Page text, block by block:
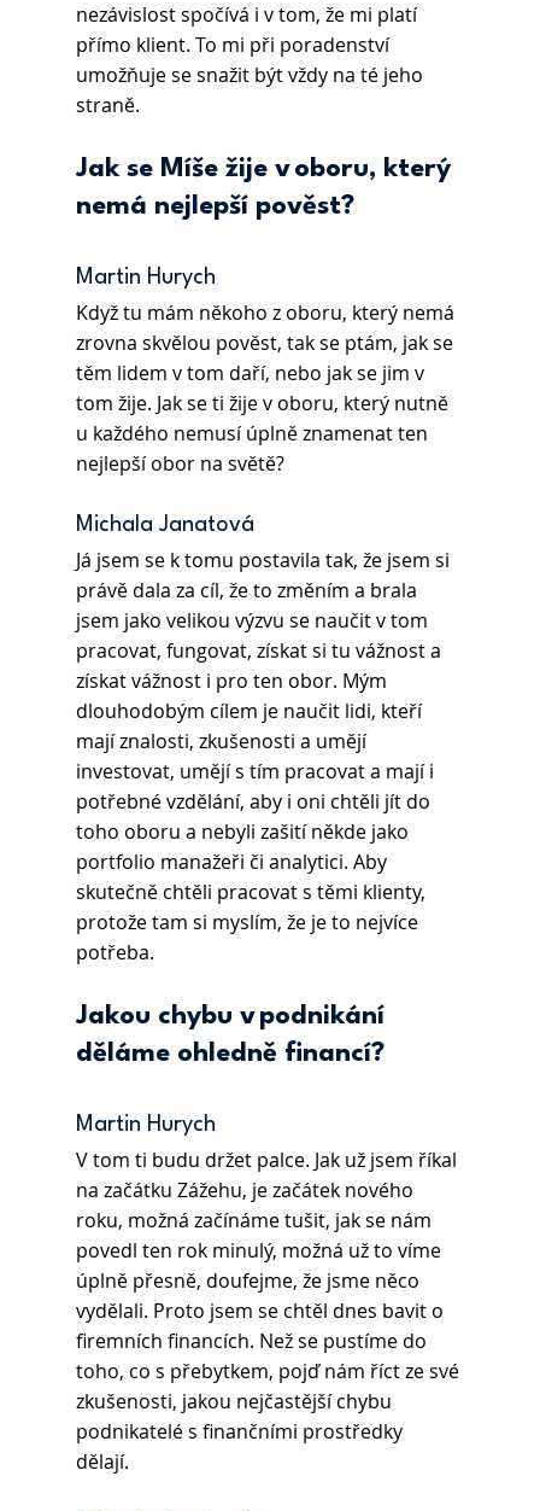
nezávislost spočívá i v tom, že mi platí
přímo klient. To mi při poradenství
umožňuje se snažit být vždy na té jeho
straně.
Jak se Míše žije v oboru, který
nemá nejlepší pověst?
Martin Hurych
Když tu mám někoho z oboru, který nemá
zrovna skvělou pověst, tak se ptám, jak se
těm lidem v tom daří, nebo jak se jim v
tom žije. Jak se ti žije v oboru, který nutně
u každého nemusí úplně znamenat ten
nejlepší obor na světě?
Michala Janatová
Já jsem se k tomu postavila tak, že jsem si
právě dala za cíl, že to změním a brala
jsem jako velikou výzvu se naučit v tom
pracovat, fungovat, získat si tu vážnost a
získat vážnost i pro ten obor. Mým
dlouhodobým cílem je naučit lidi, kteří
mají znalosti, zkušenosti a umějí
investovat, umějí s tím pracovat a mají i
potřebné vzdělání, aby i oni chtěli jít do
toho oboru a nebyli zašití někde jako
portfolio manažeři či analytici. Aby
skutečně chtěli pracovat s těmi klienty,
protože tam si myslím, že je to nejvíce
potřeba.
Jakou chybu v podnikání
děláme ohledně financí?
Martin Hurych
V tom ti budu držet palce. Jak už jsem říkal
na začátku Zážehu, je začátek nového
roku, možná začínáme tušit, jak se nám
povedl ten rok minulý, možná už to víme
úplně přesně, doufejme, že jsme něco
vydělali. Proto jsem se chtěl dnes bavit o
firemních financích. Než se pustíme do
toho, co s přebytkem, pojď nám říct ze své
zkušenosti, jakou nejčastější chybu
podnikatelé s finančními prostředky
dělají.